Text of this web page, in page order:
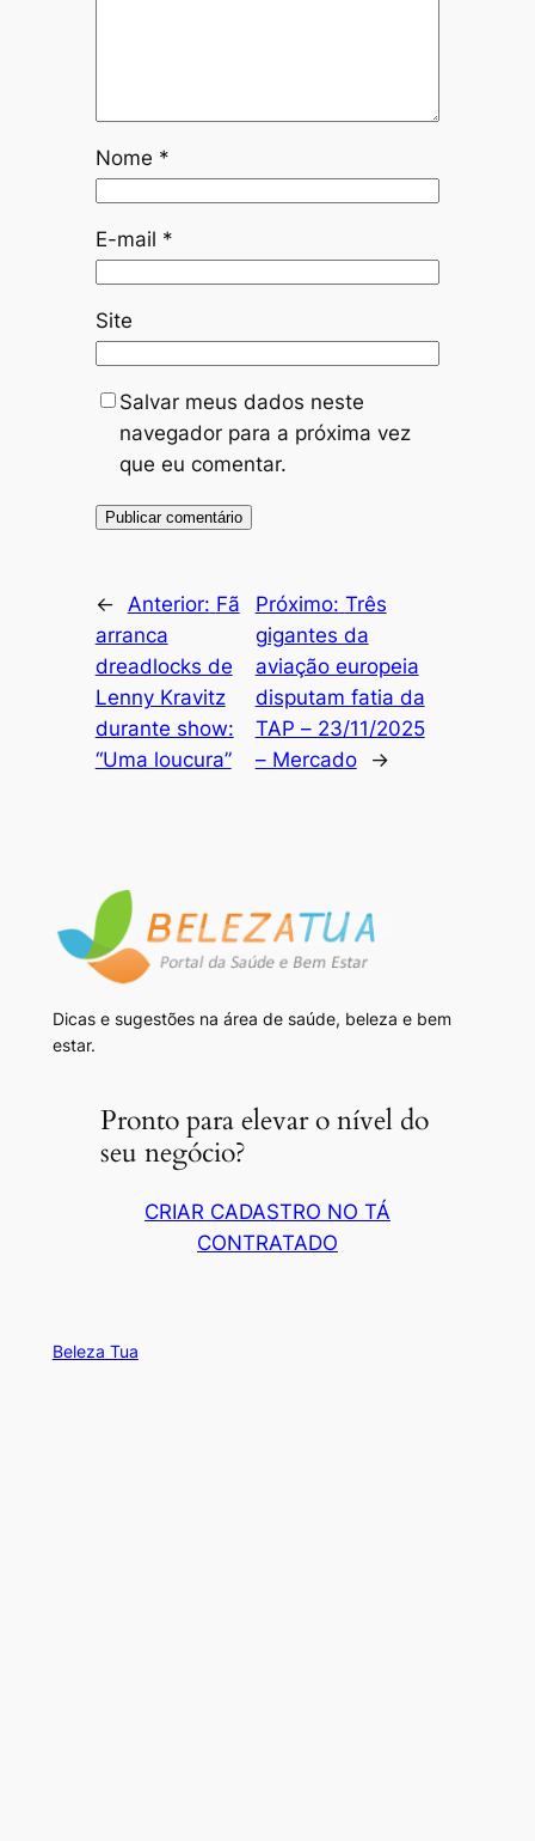
Nome *
E-mail *
Site
Salvar meus dados neste
navegador para a próxima vez
que eu comentar.
← Anterior: Fã
arranca
dreadlocks de
Lenny Kravitz
durante show:
“Uma loucura”
Próximo: Três
gigantes da
aviação europeia
disputam fatia da
TAP – 23/11/2025
– Mercado
→
Dicas e sugestões na área de saúde, beleza e bem
estar.
Pronto para elevar o nível do
seu negócio?
CRIAR CADASTRO NO TÁ
CONTRATADO
Beleza Tua